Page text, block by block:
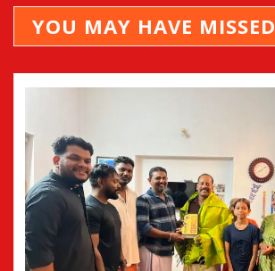
YOU MAY HAVE MISSED